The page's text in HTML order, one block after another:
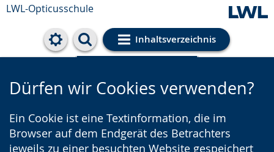
LWL-Opticusschule
Inhaltsverzeichnis
Cookie-Einstellungen
Dürfen wir Cookies verwenden?
Ein Cookie ist eine Textinformation, die im
Browser auf dem Endgerät des Betrachters
jeweils zu einer besuchten Website gespeichert